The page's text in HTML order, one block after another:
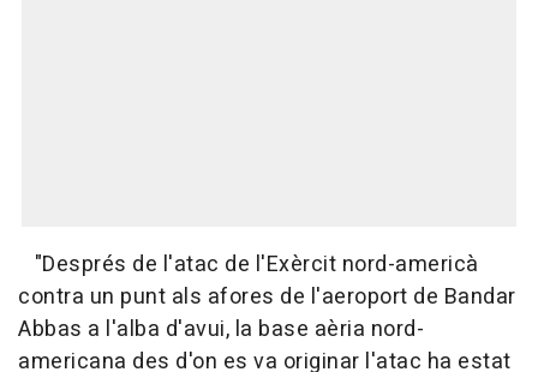
"Després de l'atac de l'Exèrcit nord-americà
contra un punt als afores de l'aeroport de Bandar
Abbas a l'alba d'avui, la base aèria nord-
americana des d'on es va originar l'atac ha estat